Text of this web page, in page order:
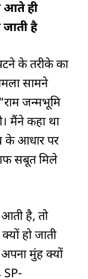
आते ही
है
के तरीके का
सामने
जन्मभूमि
मैंने कहा था
के आधार पर
सबूत मिले
है, तो
हो जाती
मुंह क्यों